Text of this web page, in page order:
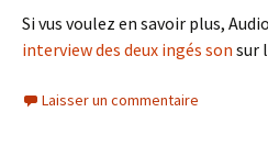
Si vus voulez en savoir plus,
interview des deux ingés son sur
Laisser un commentaire